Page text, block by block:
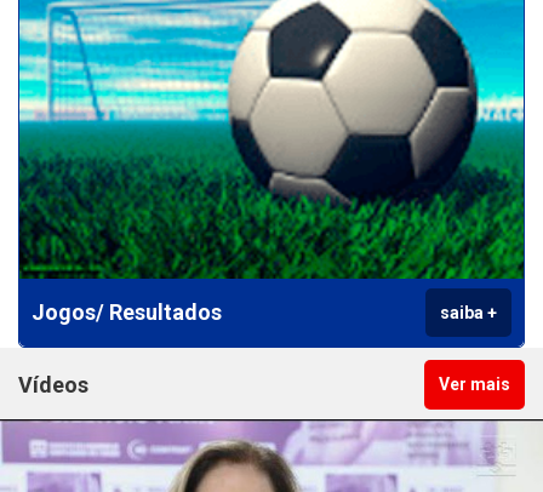
CCT - PLR 2016/2018
CCT PLR -2016-2018
CCT 2016/2018
CCT 2016/2018
CCT - FINANCIÁRIOS - 2015
CCT 2013/2014 - PLR
Jogos/ Resultados saiba +
Vídeos Ver mais